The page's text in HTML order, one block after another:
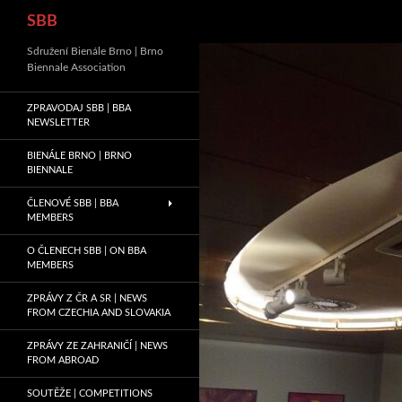
SBB
Sdružení Bienále Brno | Brno
Biennale Association
ZPRAVODAJ SBB | BBA
NEWSLETTER
BIENÁLE BRNO | BRNO
BIENNALE
ČLENOVÉ SBB | BBA
MEMBERS
O ČLENECH SBB | ON BBA
MEMBERS
ZPRÁVY Z ČR A SR | NEWS
FROM CZECHIA AND SLOVAKIA
ZPRÁVY ZE ZAHRANIČÍ | NEWS
FROM ABROAD
SOUTĚŽE | COMPETITIONS